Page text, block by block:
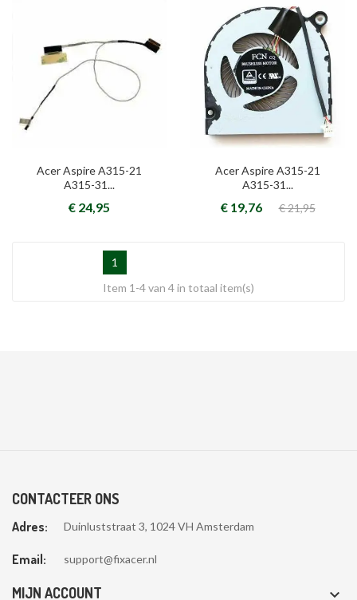
Acer Aspire A315-21
A315-31...
€ 24,95
Acer Aspire A315-21
A315-31...
€ 19,76 € 21,95
1
Item 1-4 van 4 in totaal item(s)
CONTACTEER ONS
Adres: Duinluststraat 3, 1024 VH Amsterdam
Email: support@fixacer.nl
MIJN ACCOUNT 